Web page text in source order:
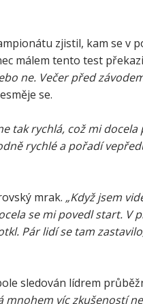
zjistil, kam se v
málem tento test
ne. Večer před
se.
tak rychlá, což mi docela
rychlé a pořadí
mrak. „Když jsem
se mi povedl start. V
Pár lidí se tam
sledován lídrem
mnohem víc zkušeností